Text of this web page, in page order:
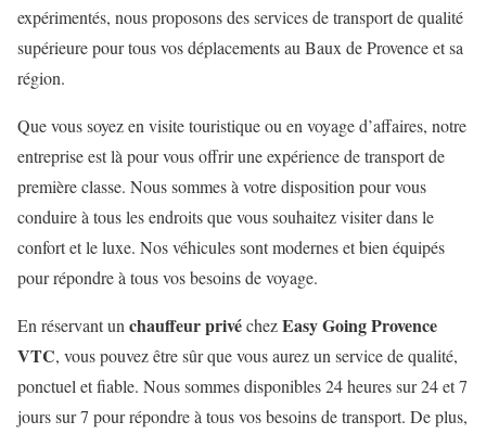
expérimentés, nous proposons des services de transport de qualité
supérieure pour tous vos déplacements au Baux de Provence et sa
région.
Que vous soyez en visite touristique ou en voyage d’affaires, notre
entreprise est là pour vous offrir une expérience de transport de
première classe. Nous sommes à votre disposition pour vous
conduire à tous les endroits que vous souhaitez visiter dans le
confort et le luxe. Nos véhicules sont modernes et bien équipés
pour répondre à tous vos besoins de voyage.
En réservant un chauffeur privéchezEasy Going Provence
VTC, vous pouvez être sûr que vous aurez un service de qualité,
ponctuel et fiable. Nous sommes disponibles 24 heures sur 24 et 7
jours sur 7 pour répondre à tous vos besoins de transport. De plus,